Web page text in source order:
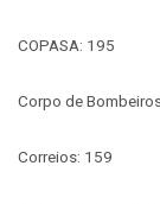
COPASA: 195
Corpo de
Correios: 159